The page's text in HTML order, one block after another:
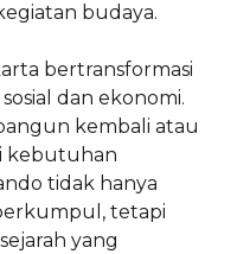
budaya.
bertransformasi
dan ekonomi.
kembali atau
kebutuhan
tidak hanya
tetapi
yang